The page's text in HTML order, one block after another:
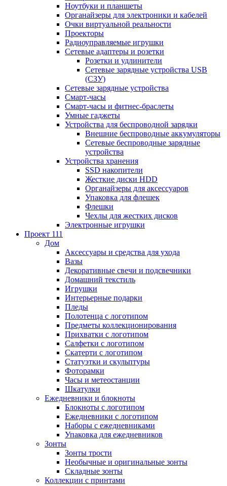
Ноутбуки и планшеты
Органайзеры для электроники и кабелей
Очки виртуальной реальности
Проекторы
Радиоуправляемые игрушки
Сетевые адаптеры и розетки
Розетки и удлинители
Сетевые зарядные устройства USB
(СЗУ)
Сетевые зарядные устройства
Смарт-часы
Смарт-часы и фитнес-браслеты
Умные гаджеты
Устройства для беспроводной зарядки
Внешние беспроводные аккумуляторы
Сетевые беспроводные зарядные
устройства
Устройства хранения
SSD накопители
Жесткие диски HDD
Органайзеры для аксессуаров
Упаковка для флешек
Флешки
Чехлы для жестких дисков
Электронные игрушки
Проект 111
Дом
Аксессуары и средства для ухода
Вазы
Декоративные свечи и подсвечники
Домашний текстиль
Игрушки
Интерьерные подарки
Пледы
Полотенца с логотипом
Предметы коллекционирования
Прихватки с логотипом
Салфетки с логотипом
Скатерти с логотипом
Статуэтки и скульптуры
Фоторамки
Часы и метеостанции
Шкатулки
Ежедневники и блокноты
Блокноты с логотипом
Ежедневники с логотипом
Наборы с ежедневниками
Упаковка для ежедневников
Зонты
Зонты трости
Необычные и оригинальные зонты
Складные зонты
Коллекции с принтами